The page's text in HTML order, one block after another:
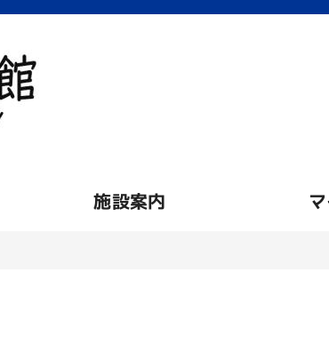
施設案内